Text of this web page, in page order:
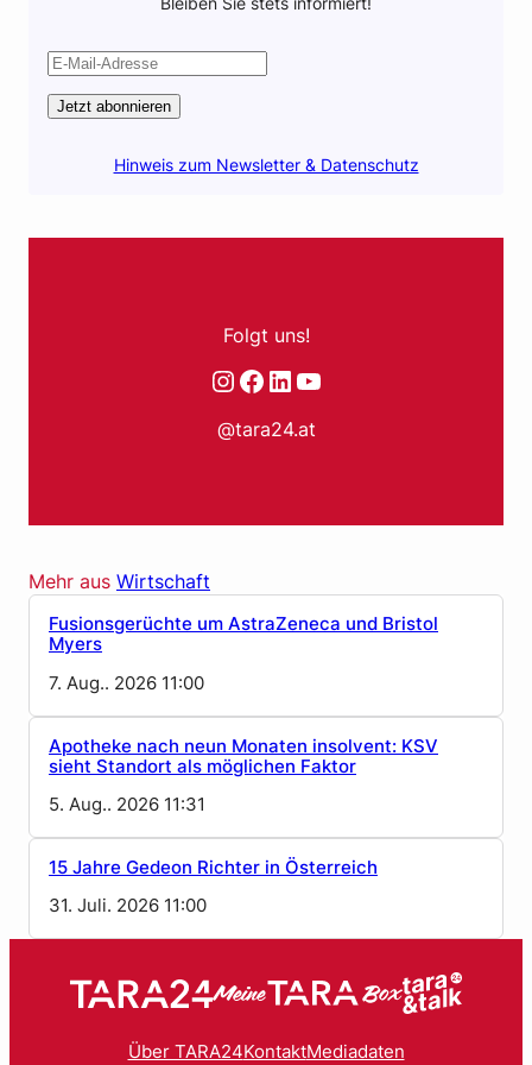
Jetzt abonnieren
Hinweis zum Newsletter & Datenschutz
Folgt uns!
Instagram
Facebook
LinkedIn
YouTube
@tara24.at
Mehr aus Wirtschaft
Fusionsgerüchte um AstraZeneca und Bristol
Myers
7. Aug.. 2026 11:00
Apotheke nach neun Monaten insolvent: KSV
sieht Standort als möglichen Faktor
5. Aug.. 2026 11:31
15 Jahre Gedeon Richter in Österreich
31. Juli. 2026 11:00
Über TARA24KontaktMediadaten